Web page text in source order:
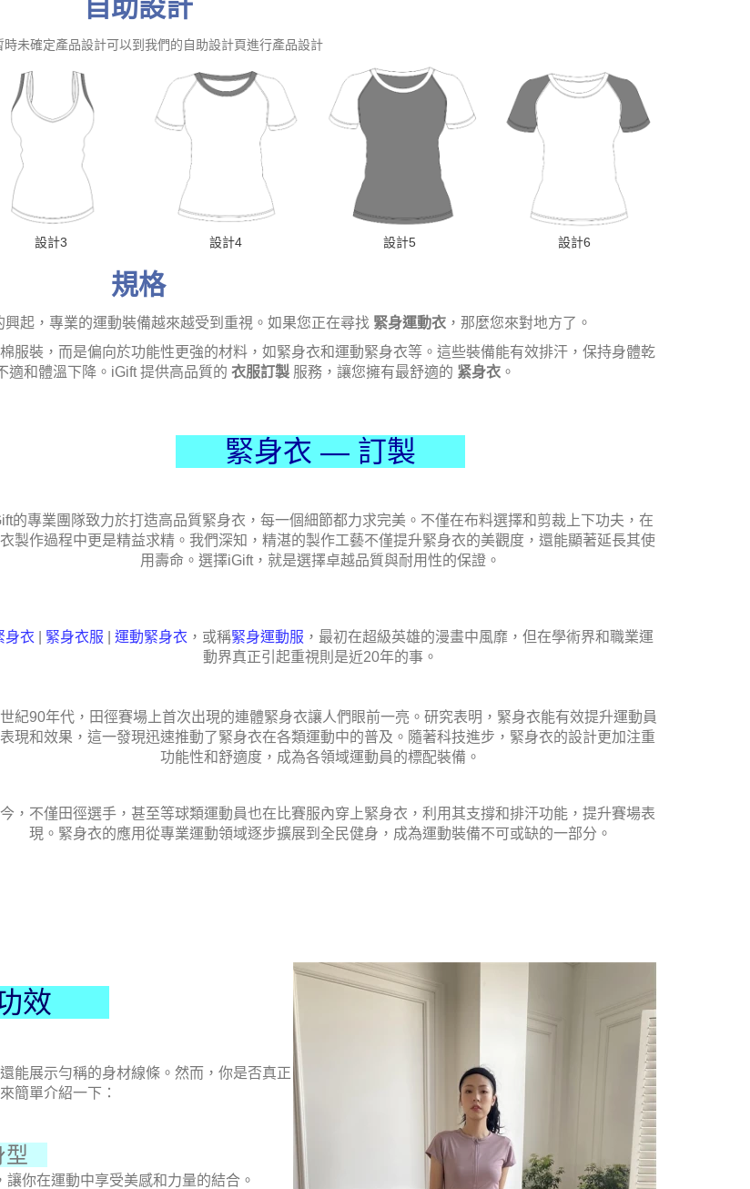
自助設計
時未確定產品設計可以到我們的自助設計頁進行產品設計
設計3 設計4 設計5 設計6
規格
起，專業的運動裝備越來越受到重視。如果您正在尋找 緊身運動衣 ，那麼您來對地方了。
服裝，而是偏向於功能性更強的材料，如緊身衣和運動緊身衣等。這些裝備能有效排汗，保持身體乾
適和體溫下降。iGift 提供高品質的 衣服訂製 服務，讓您擁有最舒適的 紧身衣 。
緊身衣 — 訂製
的專業團隊致力於打造高品質緊身衣，每一個細節都力求完美。不僅在布料選擇和剪裁上下功夫，在
製作過程中更是精益求精。我們深知，精湛的製作工藝不僅提升緊身衣的美觀度，還能顯著延長其使
用壽命。選擇iGift，就是選擇卓越品質與耐用性的保證。
身衣 緊身衣服 運動緊身衣 ，或稱緊身運動服 ，最初在超級英雄的漫畫中風靡，但在學術界和職業運
動界真正引起重視則是近20年的事。
紀90年代，田徑賽場上首次出現的連體緊身衣讓人們眼前一亮。研究表明，緊身衣能有效提升運動員
現和效果，這一發現迅速推動了緊身衣在各類運動中的普及。隨著科技進步，緊身衣的設計更加注重
功能性和舒適度，成為各領域運動員的標配裝備。
，不僅田徑選手，甚至等球類運動員也在比賽服內穿上緊身衣，利用其支撐和排汗功能，提升賽場表
現。緊身衣的應用從專業運動領域逐步擴展到全民健身，成為運動裝備不可或缺的一部分。
效
能展示勻稱的身材線條。然而，你是否真正
簡單介紹一下：
型
你在運動中享受美感和力量的結合。